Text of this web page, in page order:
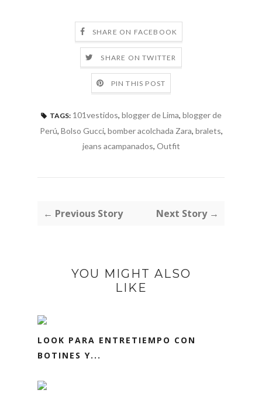
SHARE ON FACEBOOK
SHARE ON TWITTER
PIN THIS POST
TAGS: 101vestidos, blogger de Lima, blogger de
Perú, Bolso Gucci, bomber acolchada Zara, bralets,
jeans acampanados, Outfit
← Previous Story Next Story →
YOU MIGHT ALSO
LIKE
LOOK PARA ENTRETIEMPO CON
BOTINES Y...